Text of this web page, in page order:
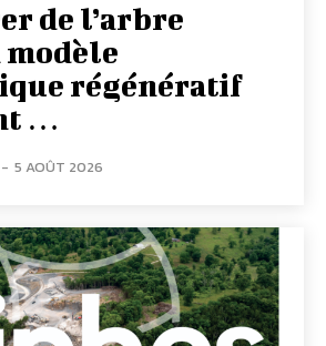
de l’arbre
régénératif
…
- 5 AOÛT 2026